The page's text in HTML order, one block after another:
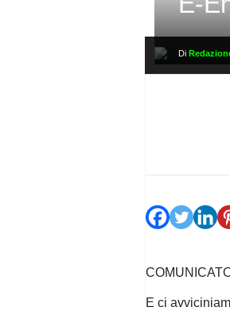
Di
E ci